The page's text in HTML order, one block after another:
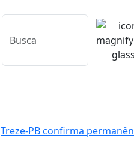
Treze-PB confirma